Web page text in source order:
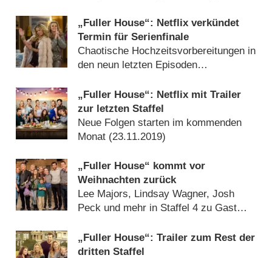
„Fuller House“: Netflix verkündet
Termin für Serienfinale
Chaotische Hochzeitsvorbereitungen in
den neun letzten Episoden
„Fuller House“: Netflix mit Trailer
zur letzten Staffel
Neue Folgen starten im kommenden
Monat (23.11.2019)
„Fuller House“ kommt vor
Weihnachten zurück
Lee Majors, Lindsay Wagner, Josh
Peck und mehr in Staffel 4 zu Gast
„Fuller House“: Trailer zum Rest der
dritten Staffel